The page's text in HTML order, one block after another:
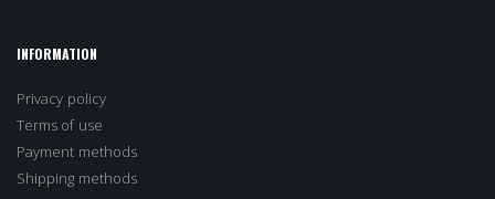
INFORMATION
Privacy policy
Terms of use
Payment methods
Shipping methods